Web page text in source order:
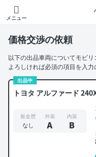
メニュー
価格交渉の依頼
以下の出品車両についてモビリ
よろしければ必須の項目を入力
出品中
トヨタ アルファード
板金歴
なし
外装
A
内装
B